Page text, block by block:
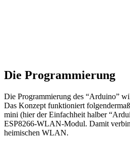
Die Programmierung
Die Programmierung des “Arduino”
Das Konzept funktioniert
mini (hier der Einfachheit halber
ESP8266-WLAN-Modul. Damit
heimischen WLAN.